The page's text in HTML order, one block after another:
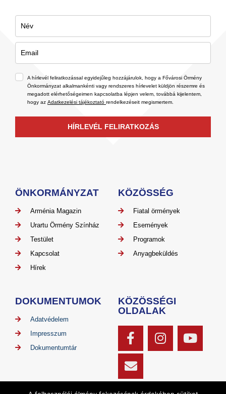
A hírlevél feliratkozással egyidejűleg hozzájárulok, hogy a Fővárosi Örmény
Önkormányzat alkalmankénti vagy rendszeres hírlevelet küldjön részemre és
megadott elérhetőségeimen kapcsolatba lépjen velem, továbbá kijelentem,
hogy az Adatkezelési tájékoztató rendelkezéseit megismertem.
HÍRLEVÉL FELIRATKOZÁS
ÖNKORMÁNYZAT
Arménia Magazin
Urartu Örmény Színház
Testület
Kapcsolat
Hírek
KÖZÖSSÉG
Fiatal örmények
Események
Programok
Anyagbeküldés
DOKUMENTUMOK
Adatvédelem
Impresszum
Dokumentumtár
KÖZÖSSÉGI
OLDALAK